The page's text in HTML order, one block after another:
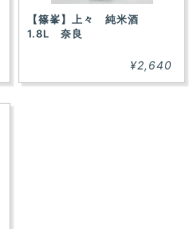
【篠峯】上々 純米酒
1.8L 奈良
¥2,640